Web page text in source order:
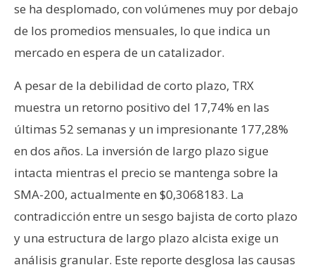
C
o
n
a
t
o
y
P
u
b
l
i
c
se ha desplomado, con volúmenes muy por debajo
de los promedios mensuales, lo que indica un
mercado en espera de un catalizador.
A pesar de la debilidad de corto plazo, TRX
muestra un retorno positivo del 17,74% en las
últimas 52 semanas y un impresionante 177,28%
en dos años. La inversión de largo plazo sigue
intacta mientras el precio se mantenga sobre la
SMA-200, actualmente en $0,3068183. La
contradicción entre un sesgo bajista de corto plazo
y una estructura de largo plazo alcista exige un
análisis granular. Este reporte desglosa las causas